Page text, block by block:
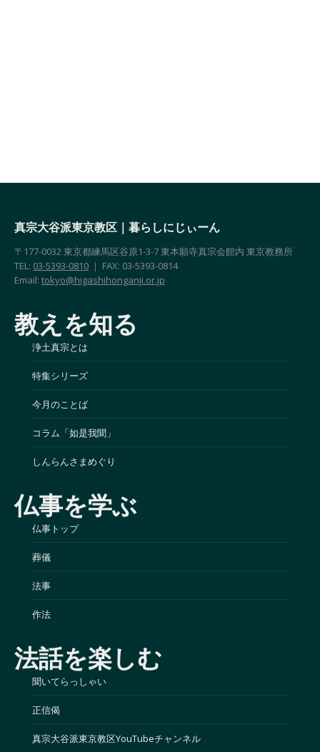
真宗大谷派東京教区｜暮らしにじぃーん
〒177-0032 東京都練馬区谷原1-3-7 東本願寺真宗会館内 東京教務所
TEL: 03-5393-0810 ｜ FAX: 03-5393-0814
Email: tokyo@higashihonganji.or.jp
教えを知る
浄土真宗とは
特集シリーズ
今月のことば
コラム「如是我聞」
しんらんさまめぐり
仏事を学ぶ
仏事トップ
葬儀
法事
作法
法話を楽しむ
聞いてらっしゃい
正信偈
真宗大谷派東京教区YouTubeチャンネル